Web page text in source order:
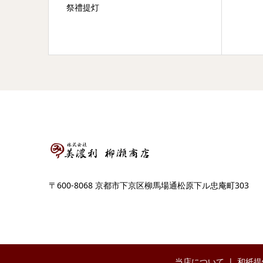
祭禮提灯
〒600-8068 京都市下京区柳馬場通松原下ル忠庵町303